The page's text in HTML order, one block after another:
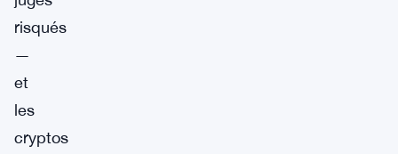
risqués
—
et
les
cryptos